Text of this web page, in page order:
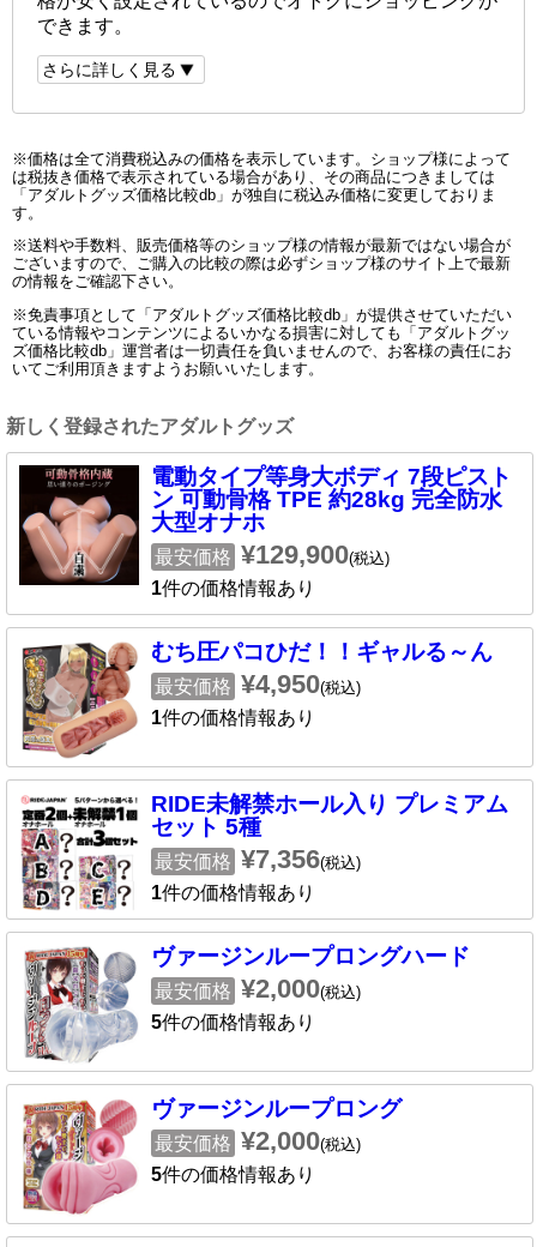
できます。
さらに詳しく見る
※価格は全て消費税込みの価格を表示しています。ショップ様によって
は税抜き価格で表示されている場合があり、その商品につきましては
「アダルトグッズ価格比較db」が独自に税込み価格に変更しておりま
す。
※送料や手数料、販売価格等のショップ様の情報が最新ではない場合が
ございますので、ご購入の比較の際は必ずショップ様のサイト上で最新
の情報をご確認下さい。
※免責事項として「アダルトグッズ価格比較db」が提供させていただい
ている情報やコンテンツによるいかなる損害に対しても「アダルトグッ
ズ価格比較db」運営者は一切責任を負いませんので、お客様の責任にお
いてご利用頂きますようお願いいたします。
新しく登録されたアダルトグッズ
電動タイプ等身大ボディ 7段ピスト
ン 可動骨格 TPE 約28kg 完全防水
大型オナホ
最安価格 ¥129,900(税込)
1件の価格情報あり
むち圧パコひだ！！ギャルる～ん
最安価格 ¥4,950(税込)
1件の価格情報あり
RIDE未解禁ホール入り プレミアム
セット 5種
最安価格 ¥7,356(税込)
1件の価格情報あり
ヴァージンループロングハード
最安価格 ¥2,000(税込)
5件の価格情報あり
ヴァージンループロング
最安価格 ¥2,000(税込)
5件の価格情報あり